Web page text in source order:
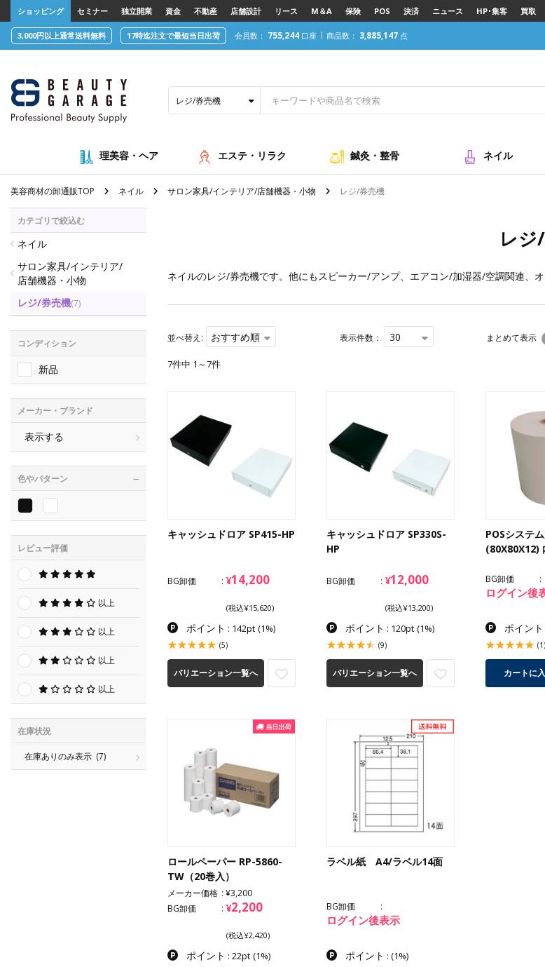
text.skipToContent
text.skipToNavigation
ショッピング セミナー 独立開業 資金 不動産 店舗設計 リース M＆A 保険 POS 決済 ニュース HP･集客 買取
3,000円以上通常送料無料 17時迄注文で最短当日出荷 会員数： 755,244 口座 商品数： 3,885,147 点
レジ/券売機
理美容・ヘア エステ・リラク 鍼灸・整骨 ネイル
美容商材の卸通販TOP ネイル サロン家具/インテリア/店舗機器・小物 レジ/券売機
カテゴリで絞込む
ネイル
サロン家具/インテリア/
店舗機器・小物
レジ/券売機(7)
コンディション
新品
メーカー・ブランド
表示する
色やパターン
レビュー評価
以上
以上
以上
以上
在庫状況
在庫ありのみ表示 (7)
レジ
ネイルのレジ/券売機です。他にもスピーカー/アンプ、 エアコン/加湿器/空調関連、
並べ替え: おすすめ順 表示件数： 30 まとめて表示
7件中 1～7件
キャッシュドロア SP415-HP
BG卸価 ¥14,200
(税込¥15,620)
ポイント : 142pt (1%)
(5)
バリエーション一覧へ
キャッシュドロア SP330S-
HP
BG卸価 ¥12,000
(税込¥13,200)
ポイント : 120pt (1%)
(9)
バリエーション一覧へ
POSシステ
(80X80X12)
BG卸価
ログイン後
ポイント
(1)
カートに
ロールペーパー RP-5860-
TW（20巻入）
メーカー価格
¥3,200
BG卸価
¥2,200
(税込¥2,420)
ポイント : 22pt (1%)
ラベル紙 A4/ラベル14面
BG卸価
ログイン後表示
ポイント : (1%)